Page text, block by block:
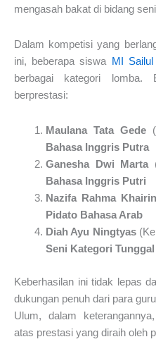
mengasah bakat di bidang
Dalam kompetisi yang
ini, beberapa siswa MI
berbagai kategori lomba.
berprestasi:
Maulana Tata Gede
Bahasa Inggris Putra
Ganesha Dwi Marta
Bahasa Inggris Putri
Nazifa Rahma
Pidato Bahasa Arab
Diah Ayu Ningtyas
Seni Kategori
Keberhasilan ini tidak lepas
dukungan penuh dari para
Ulum, dalam
atas prestasi yang diraih oleh